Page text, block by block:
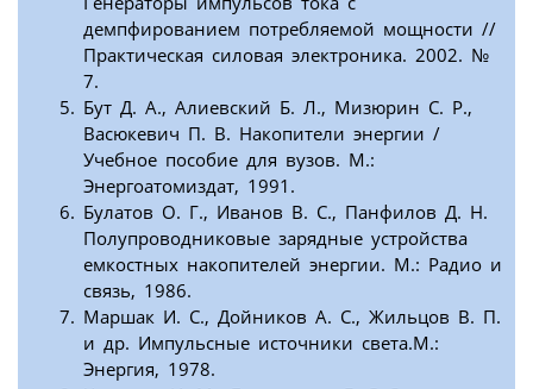
демпфированием потребляемой мощности //
Практическая силовая электроника. 2002. №
7.
Бут Д. А., Алиевский Б. Л., Мизюрин С. Р.,
Васюкевич П. В. Накопители энергии /
Учебное пособие для вузов. М.:
Энергоатомиздат, 1991.
Булатов О. Г., Иванов В. С., Панфилов Д. Н.
Полупроводниковые зарядные устройства
емкостных накопителей энергии. М.: Радио и
связь, 1986.
Маршак И. С., Дойников А. С., Жильцов В. П.
и др. Импульсные источники света.М.:
Энергия, 1978.